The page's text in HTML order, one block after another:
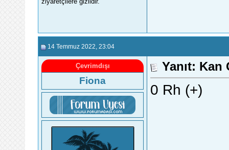
14 Temmuz 2022 , 23:04
Çevrimdışı
Fiona
Yanıt:
0 Rh (+)